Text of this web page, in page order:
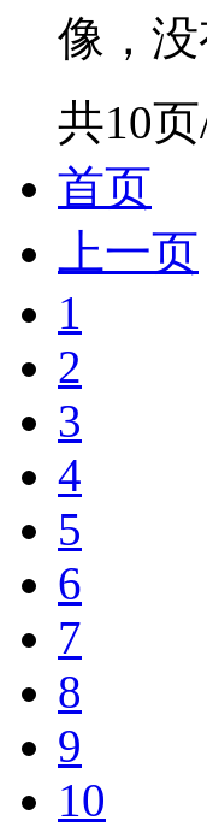
像，没
共10
首页
上一页
1
2
3
4
5
6
7
8
9
10